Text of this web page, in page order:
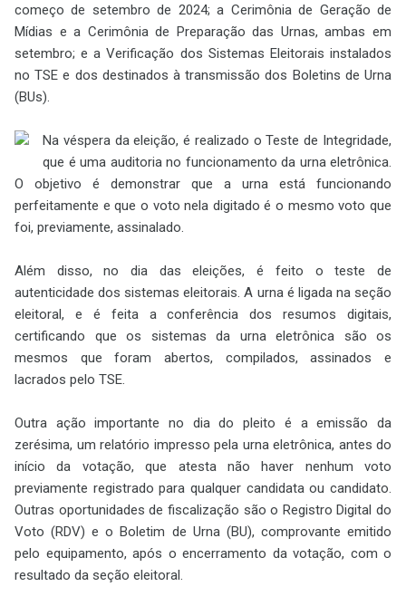
começo de setembro de 2024; a Cerimônia de Geração de
Mídias e a Cerimônia de Preparação das Urnas, ambas em
setembro; e a Verificação dos Sistemas Eleitorais instalados
no TSE e dos destinados à transmissão dos Boletins de Urna
(BUs).
Na véspera da eleição, é realizado o Teste de Integridade,
que é uma auditoria no funcionamento da urna eletrônica.
O objetivo é demonstrar que a urna está funcionando
perfeitamente e que o voto nela digitado é o mesmo voto que
foi, previamente, assinalado.
Além disso, no dia das eleições, é feito o teste de
autenticidade dos sistemas eleitorais. A urna é ligada na seção
eleitoral, e é feita a conferência dos resumos digitais,
certificando que os sistemas da urna eletrônica são os
mesmos que foram abertos, compilados, assinados e
lacrados pelo TSE.
Outra ação importante no dia do pleito é a emissão da
zerésima, um relatório impresso pela urna eletrônica, antes do
início da votação, que atesta não haver nenhum voto
previamente registrado para qualquer candidata ou candidato.
Outras oportunidades de fiscalização são o Registro Digital do
Voto (RDV) e o Boletim de Urna (BU), comprovante emitido
pelo equipamento, após o encerramento da votação, com o
resultado da seção eleitoral.